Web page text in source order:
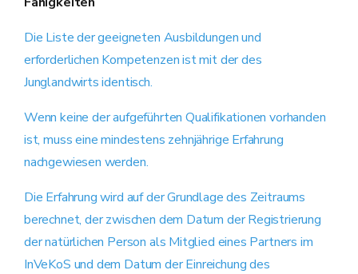
Die Liste der geeigneten Ausbildungen und
erforderlichen Kompetenzen ist mit der des
Junglandwirts identisch.
Wenn keine der aufgeführten Qualifikationen vorhanden
ist, muss eine mindestens zehnjährige Erfahrung
nachgewiesen werden.
Die Erfahrung wird auf der Grundlage des Zeitraums
berechnet, der zwischen dem Datum der Registrierung
der natürlichen Person als Mitglied eines Partners im
InVeKoS und dem Datum der Einreichung des